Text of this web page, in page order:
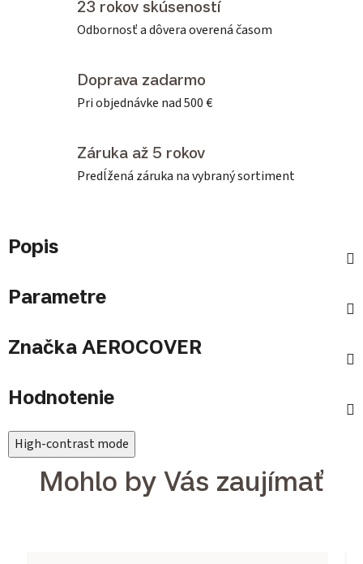
23 rokov skúseností
Odbornosť a dôvera overená časom
Doprava zadarmo
Pri objednávke nad 500 €
Záruka až 5 rokov
Predĺžená záruka na vybraný sortiment
Popis
Parametre
Značka AEROCOVER
Hodnotenie
High-contrast mode
Mohlo by Vás zaujímať